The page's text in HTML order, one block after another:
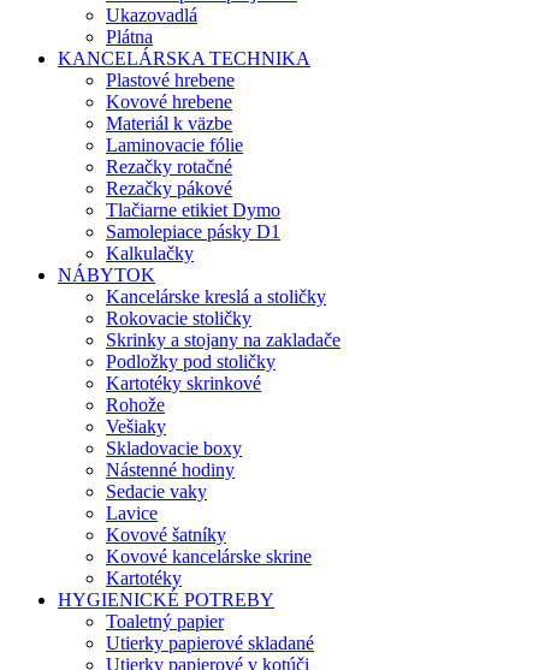
Ukazovadlá
Plátna
KANCELÁRSKA TECHNIKA
Plastové hrebene
Kovové hrebene
Materiál k väzbe
Laminovacie fólie
Rezačky rotačné
Rezačky pákové
Tlačiarne etikiet Dymo
Samolepiace pásky D1
Kalkulačky
NÁBYTOK
Kancelárske kreslá a stoličky
Rokovacie stoličky
Skrinky a stojany na zakladače
Podložky pod stoličky
Kartotéky skrinkové
Rohože
Vešiaky
Skladovacie boxy
Nástenné hodiny
Sedacie vaky
Lavice
Kovové šatníky
Kovové kancelárske skrine
Kartotéky
HYGIENICKÉ POTREBY
Toaletný papier
Utierky papierové skladané
Utierky papierové v kotúči